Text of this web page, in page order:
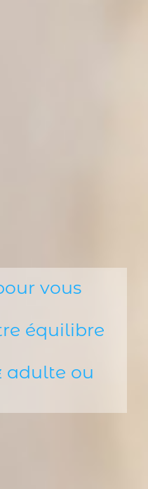
vous
équilibre
adulte ou